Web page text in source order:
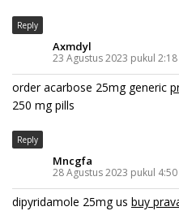
Reply
Axmdyl
23 Agustus 2023 pukul
order acarbose 25mg generic
250 mg pills
Reply
Mncgfa
28 Agustus 2023 pukul
dipyridamole 25mg us buy